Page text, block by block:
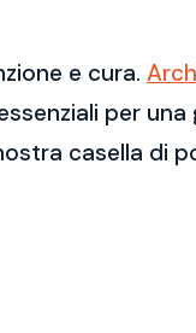
e cura.
per
casella di